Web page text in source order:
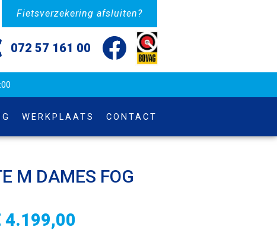
Fietsverzekering afsluiten?
072 57 161 00
WERKPLAATS CONTACT
M DAMES FOG
4.199,00